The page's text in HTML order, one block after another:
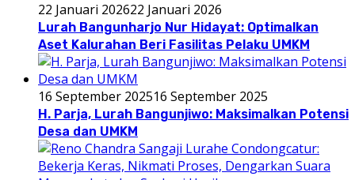
22 Januari 202622 Januari 2026
Lurah Bangunharjo Nur Hidayat: Optimalkan
Aset Kalurahan Beri Fasilitas Pelaku UMKM
16 September 202516 September 2025
H. Parja, Lurah Bangunjiwo: Maksimalkan Potensi
Desa dan UMKM